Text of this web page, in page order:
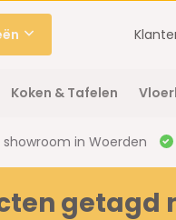
Koken & Tafelen
showroom in Woerden
getagd